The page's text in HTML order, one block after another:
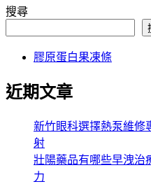
搜尋
膠原蛋白果凍條
近期文章
新竹眼科選擇熱泵維修
射
壯陽藥品有哪些早洩治
力